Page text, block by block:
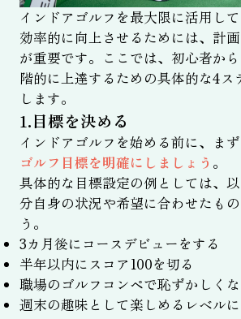
インドアゴルフを最大限に活用し
効率的に向上させるためには、計
が重要です。ここでは、初心者か
階的に上達するための具体的な4ス
します。
1.目標を決める
インドアゴルフを始める前に、ま
ゴルフ目標を明確にしましょう 。
具体的な目標設定の例としては、
分自身の状況や希望に合わせたも
う。
3カ月後にコースデビューをする
半年以内にスコア100を切る
職場のゴルフコンペで恥ずかしく
週末の趣味として楽しめるレベル